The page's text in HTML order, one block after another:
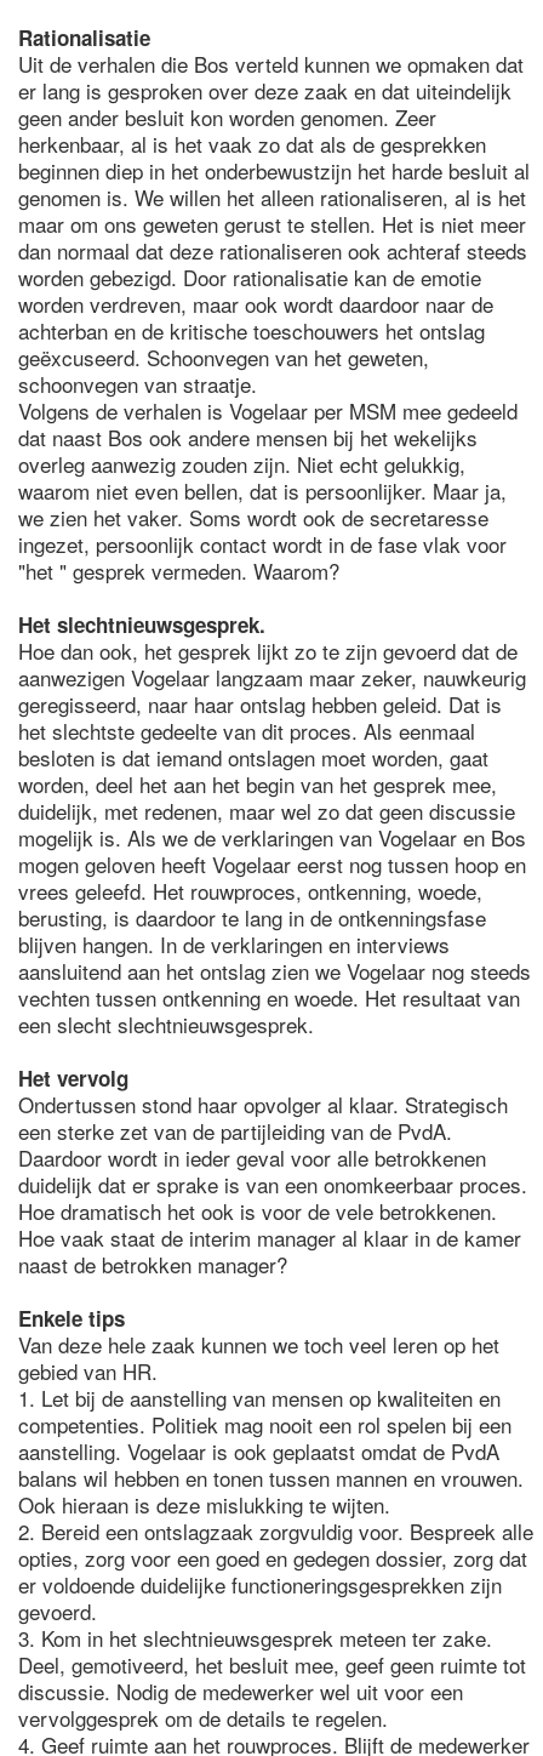
Rationalisatie
Uit de verhalen die Bos verteld kunnen we opmaken dat
er lang is gesproken over deze zaak en dat uiteindelijk
geen ander besluit kon worden genomen. Zeer
herkenbaar, al is het vaak zo dat als de gesprekken
beginnen diep in het onderbewustzijn het harde besluit al
genomen is. We willen het alleen rationaliseren, al is het
maar om ons geweten gerust te stellen. Het is niet meer
dan normaal dat deze rationaliseren ook achteraf steeds
worden gebezigd. Door rationalisatie kan de emotie
worden verdreven, maar ook wordt daardoor naar de
achterban en de kritische toeschouwers het ontslag
geëxcuseerd. Schoonvegen van het geweten,
schoonvegen van straatje.
Volgens de verhalen is Vogelaar per MSM mee gedeeld
dat naast Bos ook andere mensen bij het wekelijks
overleg aanwezig zouden zijn. Niet echt gelukkig,
waarom niet even bellen, dat is persoonlijker. Maar ja,
we zien het vaker. Soms wordt ook de secretaresse
ingezet, persoonlijk contact wordt in de fase vlak voor
"het " gesprek vermeden. Waarom?
Het slechtnieuwsgesprek.
Hoe dan ook, het gesprek lijkt zo te zijn gevoerd dat de
aanwezigen Vogelaar langzaam maar zeker, nauwkeurig
geregisseerd, naar haar ontslag hebben geleid. Dat is
het slechtste gedeelte van dit proces. Als eenmaal
besloten is dat iemand ontslagen moet worden, gaat
worden, deel het aan het begin van het gesprek mee,
duidelijk, met redenen, maar wel zo dat geen discussie
mogelijk is. Als we de verklaringen van Vogelaar en Bos
mogen geloven heeft Vogelaar eerst nog tussen hoop en
vrees geleefd. Het rouwproces, ontkenning, woede,
berusting, is daardoor te lang in de ontkenningsfase
blijven hangen. In de verklaringen en interviews
aansluitend aan het ontslag zien we Vogelaar nog steeds
vechten tussen ontkenning en woede. Het resultaat van
een slecht slechtnieuwsgesprek.
Het vervolg
Ondertussen stond haar opvolger al klaar. Strategisch
een sterke zet van de partijleiding van de PvdA.
Daardoor wordt in ieder geval voor alle betrokkenen
duidelijk dat er sprake is van een onomkeerbaar proces.
Hoe dramatisch het ook is voor de vele betrokkenen.
Hoe vaak staat de interim manager al klaar in de kamer
naast de betrokken manager?
Enkele tips
Van deze hele zaak kunnen we toch veel leren op het
gebied van HR.
1. Let bij de aanstelling van mensen op kwaliteiten en
competenties. Politiek mag nooit een rol spelen bij een
aanstelling. Vogelaar is ook geplaatst omdat de PvdA
balans wil hebben en tonen tussen mannen en vrouwen.
Ook hieraan is deze mislukking te wijten.
2. Bereid een ontslagzaak zorgvuldig voor. Bespreek alle
opties, zorg voor een goed en gedegen dossier, zorg dat
er voldoende duidelijke functioneringsgesprekken zijn
gevoerd.
3. Kom in het slechtnieuwsgesprek meteen ter zake.
Deel, gemotiveerd, het besluit mee, geef geen ruimte tot
discussie. Nodig de medewerker wel uit voor een
vervolggesprek om de details te regelen.
4. Geef ruimte aan het rouwproces. Blijft de medewerker